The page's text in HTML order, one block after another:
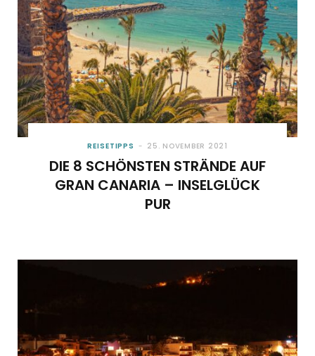
REISETIPPS 25. NOVEMBER 2021
DIE 8 SCHÖNSTEN STRÄNDE AUF
GRAN CANARIA – INSELGLÜCK
PUR